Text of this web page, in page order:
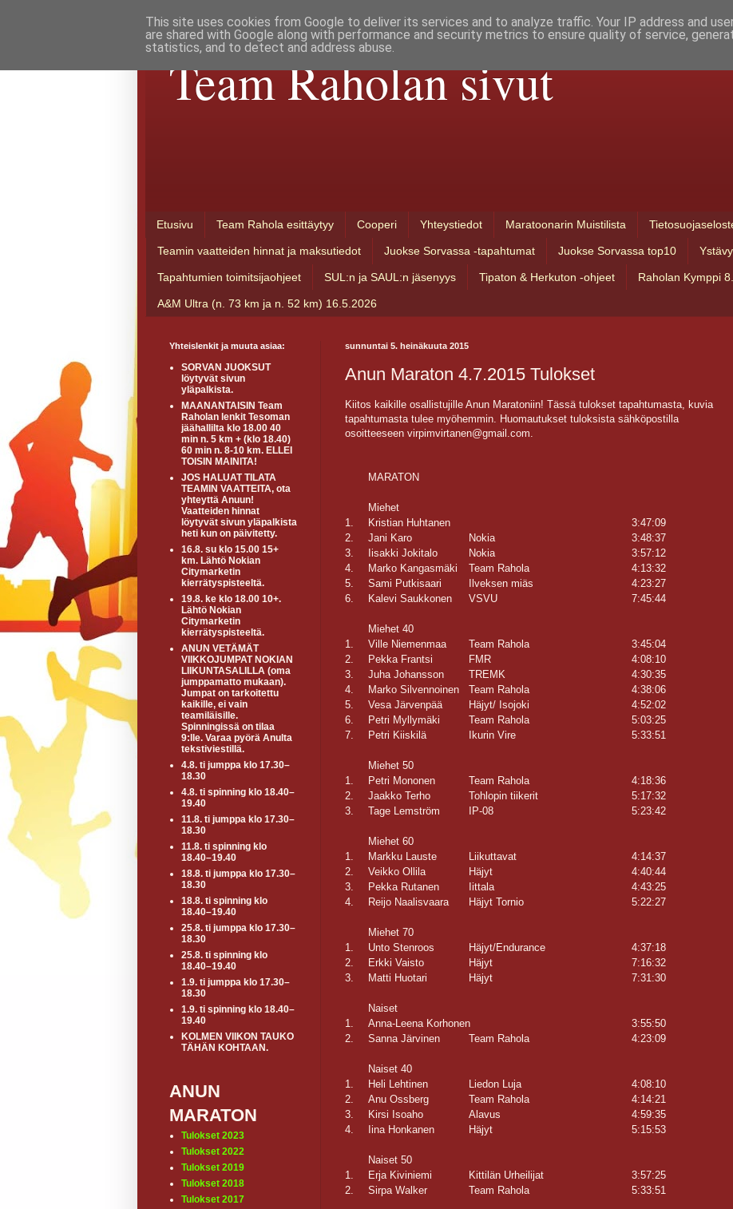
Team Raholan sivut
Etusivu Team Rahola esittäytyy Cooperi Yhteystiedot Maratoonarin Muistilista
Teamin vaatteiden hinnat ja maksutiedot Juokse Sorvassa -tapahtumat Juokse Sorvassa top10
Tapahtumien toimitsijaohjeet SUL:n ja SAUL:n jäsenyys Tipaton & Herkuton -ohjeet Raholan Kymppi
A&M Ultra (n. 73 km ja n. 52 km) 16.5.2026
sunnuntai 5. heinäkuuta 2015
Anun Maraton 4.7.2015 Tulokset
Kiitos kaikille osallistujille Anun Maratoniin! Tässä tulokset tapahtumasta, kuvia
tapahtumasta tulee myöhemmin. Huomautukset tuloksista sähköpostilla
osoitteeseen virpimvirtanen@gmail.com.
MARATON
Miehet
1.
Kristian Huhtanen
3:47:09
2.
Jani Karo Nokia
3:48:37
3.
Iisakki Jokitalo Nokia
3:57:12
4.
Marko Kangasmäki Team Rahola
4:13:32
5.
Sami Putkisaari Ilveksen miäs
4:23:27
6.
Kalevi Saukkonen VSVU 7:45:44
Miehet 40
1.
Ville Niemenmaa Team Rahola
3:45:04
2.
Pekka Frantsi FMR
4:08:10
3.
Juha Johansson TREMK
4:30:35
4.
Marko Silvennoinen Team Rahola
4:38:06
5.
Vesa Järvenpää Häjyt/ Isojoki
4:52:02
6.
Petri Myllymäki Team Rahola
5:03:25
7.
Petri Kiiskilä Ikurin Vire 5:33:51
Miehet 50
1.
Petri Mononen Team Rahola
4:18:36
2.
Jaakko Terho Tohlopin tiikerit
5:17:32
3.
Tage Lemström IP-08 5:23:42
Miehet 60
1.
Markku Lauste Liikuttavat
4:14:37
2.
Veikko Ollila Häjyt
4:40:44
3.
Pekka Rutanen Iittala
4:43:25
4.
Reijo Naalisvaara Häjyt Tornio 5:22:27
Miehet 70
1.
Unto Stenroos Häjyt/Endurance
4:37:18
2.
Erkki Vaisto Häjyt
7:16:32
3.
Matti Huotari Häjyt 7:31:30
Naiset
1.
Anna-Leena Korhonen
3:55:50
2.
Sanna Järvinen Team Rahola 4:23:09
Naiset 40
1.
Heli Lehtinen Liedon Luja
4:08:10
2.
Anu Ossberg Team Rahola
4:14:21
3.
Kirsi Isoaho Alavus
4:59:35
4.
Iina Honkanen Häjyt 5:15:53
Naiset 50
1.
Erja Kiviniemi Kittilän Urheilijat
3:57:25
2.
Sirpa Walker Team Rahola 5:33:51
Yhteislenkit ja muuta asiaa:
SORVAN JUOKSUT
löytyvät sivun
yläpalkista.
MAANANTAISIN Team
Raholan lenkit Tesoman
jäähallilta klo 18.00 40
min n. 5 km + (klo 18.40)
60 min n. 8-10 km. ELLEI
TOISIN MAINITA!
JOS HALUAT TILATA
TEAMIN VAATTEITA, ota
yhteyttä Anuun!
Vaatteiden hinnat
löytyvät sivun yläpalkista
heti kun on päivitetty.
16.8. su klo 15.00 15+
km. Lähtö Nokian
Citymarketin
kierrätyspisteeltä.
19.8. ke klo 18.00 10+.
Lähtö Nokian
Citymarketin
kierrätyspisteeltä.
ANUN VETÄMÄT
VIIKKOJUMPAT NOKIAN
LIIKUNTASALILLA (oma
jumppamatto mukaan).
Jumpat on tarkoitettu
kaikille, ei vain
teamiläisille.
Spinningissä on tilaa
9:lle. Varaa pyörä Anulta
tekstiviestillä.
4.8. ti jumppa klo 17.30–
18.30
4.8. ti spinning klo 18.40–
19.40
11.8. ti jumppa klo 17.30–
18.30
11.8. ti spinning klo
18.40–19.40
18.8. ti jumppa klo 17.30–
18.30
18.8. ti spinning klo
18.40–19.40
25.8. ti jumppa klo 17.30–
18.30
25.8. ti spinning klo
18.40–19.40
1.9. ti jumppa klo 17.30–
18.30
1.9. ti spinning klo 18.40–
19.40
KOLMEN VIIKON TAUKO
TÄHÄN KOHTAAN.
ANUN
MARATON
Tulokset 2023
Tulokset 2022
Tulokset 2019
Tulokset 2018
Tulokset 2017
This site uses cookies from Google to deliver its services and to analyze traffic. Your IP address and
are shared with Google along with performance and security metrics to ensure quality of service,
statistics, and to detect and address abuse.